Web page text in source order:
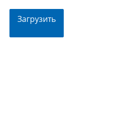
Загрузить